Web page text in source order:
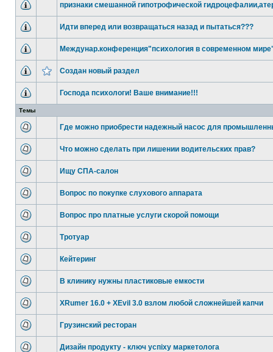
признаки смешанной гипотрофической
Идти вперед или возвращаться назад и пытаться???
Междунар.конференция"психология в современном
Создан новый раздел
Господа психологи! Ваше внимание!!!
Темы
Где можно приобрести надежный насос для
Что можно сделать при лишении водительских прав?
Ищу СПА-салон
Вопрос по покупке слухового аппарата
Вопрос про платные услуги скорой помощи
Тротуар
Кейтеринг
В клинику нужны пластиковые емкости
XRumer 16.0 + XEvil 3.0 взлом любой сложнейшей капчи
Грузинский ресторан
Дизайн продукту - ключ успіху маркетолога